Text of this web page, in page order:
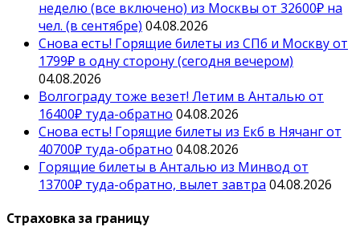
неделю (все включено) из Москвы от 32600₽ на
чел. (в сентябре) 04.08.2026
Снова есть! Горящие билеты из СПб и Москву от
1799₽ в одну сторону (сегодня вечером)
04.08.2026
Волгограду тоже везет! Летим в Анталью от
16400₽ туда-обратно 04.08.2026
Снова есть! Горящие билеты из Екб в Нячанг от
40700₽ туда-обратно 04.08.2026
Горящие билеты в Анталью из Минвод от
13700₽ туда-обратно, вылет завтра 04.08.2026
Страховка за границу